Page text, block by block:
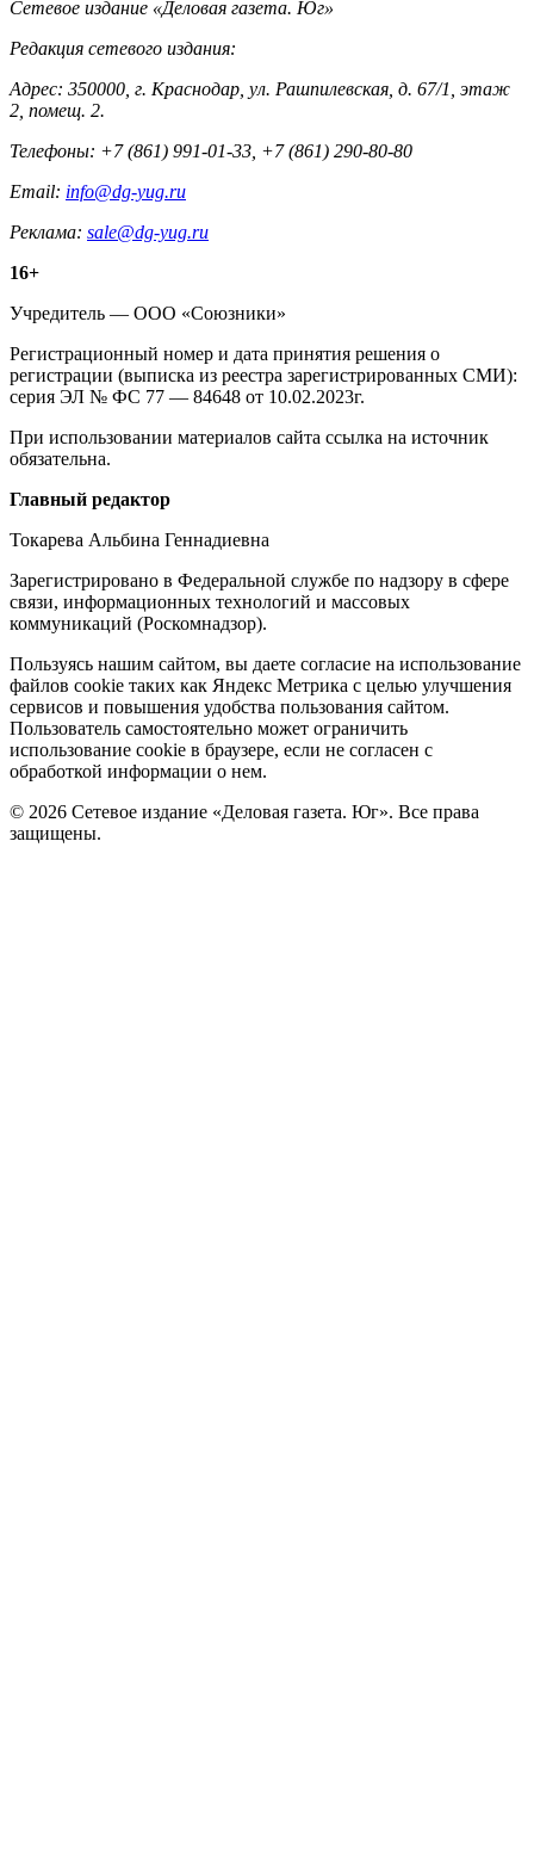
Контакты
Сетевое издание «Деловая газета. Юг»
Редакция сетевого издания:
Адрес: 350000, г. Краснодар, ул. Рашпилевская, д. 67/1, этаж
2, помещ. 2.
Телефоны: +7 (861) 991-01-33, +7 (861) 290-80-80
Email: info@dg-yug.ru
Реклама: sale@dg-yug.ru
Информация
о
издании
16+
Учредитель — ООО «Союзники»
Регистрационный номер и дата принятия решения о
регистрации (выписка из реестра зарегистрированных СМИ):
серия ЭЛ № ФС 77 — 84648 от 10.02.2023г.
При использовании материалов сайта ссылка на источник
обязательна.
Редакция
Главный редактор
Токарева Альбина Геннадиевна
Зарегистрировано в Федеральной службе по надзору в сфере
связи, информационных технологий и массовых
коммуникаций (Роскомнадзор).
Политика
cookie
Пользуясь нашим сайтом, вы даете согласие на использование
файлов cookie таких как Яндекс Метрика с целью улучшения
сервисов и повышения удобства пользования сайтом.
Пользователь самостоятельно может ограничить
использование cookie в браузере, если не согласен с
обработкой информации о нем.
© 2026 Сетевое издание «Деловая газета. Юг». Все права
защищены.